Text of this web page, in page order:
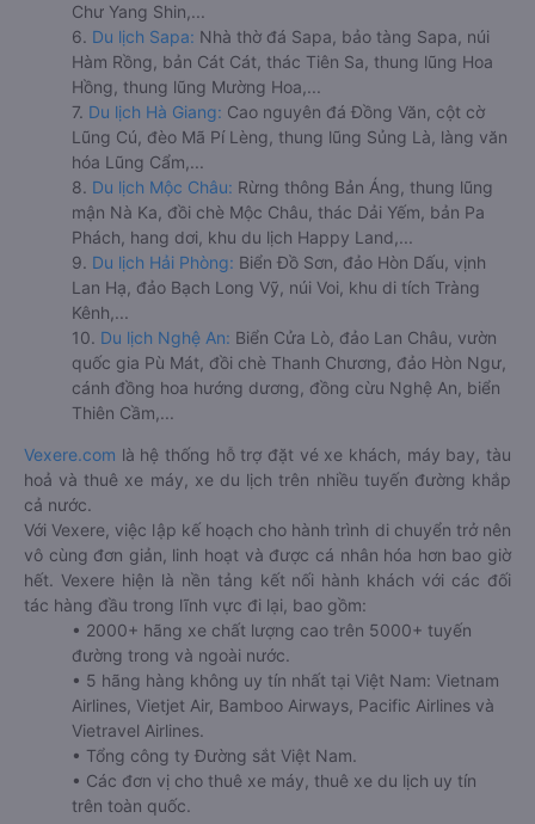
Chư Yang Shin,...
6. Du lịch Sapa: Nhà thờ đá Sapa, bảo tàng Sapa, núi
Hàm Rồng, bản Cát Cát, thác Tiên Sa, thung lũng Hoa
Hồng, thung lũng Mường Hoa,...
7. Du lịch Hà Giang: Cao nguyên đá Đồng Văn, cột cờ
Lũng Cú, đèo Mã Pí Lèng, thung lũng Sủng Là, làng văn
hóa Lũng Cẩm,...
8. Du lịch Mộc Châu: Rừng thông Bản Áng, thung lũng
mận Nà Ka, đồi chè Mộc Châu, thác Dải Yếm, bản Pa
Phách, hang dơi, khu du lịch Happy Land,...
9. Du lịch Hải Phòng: Biển Đồ Sơn, đảo Hòn Dấu, vịnh
Lan Hạ, đảo Bạch Long Vỹ, núi Voi, khu di tích Tràng
Kênh,...
10. Du lịch Nghệ An: Biển Cửa Lò, đảo Lan Châu, vườn
quốc gia Pù Mát, đồi chè Thanh Chương, đảo Hòn Ngư,
cánh đồng hoa hướng dương, đồng cừu Nghệ An, biển
Thiên Cầm,...
Vexere.com là hệ thống hỗ trợ đặt vé xe khách, máy bay, tàu
hoả và thuê xe máy, xe du lịch trên nhiều tuyến đường khắp
cả nước.
Với Vexere, việc lập kế hoạch cho hành trình di chuyển trở nên
vô cùng đơn giản, linh hoạt và được cá nhân hóa hơn bao giờ
hết. Vexere hiện là nền tảng kết nối hành khách với các đối
tác hàng đầu trong lĩnh vực đi lại, bao gồm:
• 2000+ hãng xe chất lượng cao trên 5000+ tuyến
đường trong và ngoài nước.
• 5 hãng hàng không uy tín nhất tại Việt Nam: Vietnam
Airlines, Vietjet Air, Bamboo Airways, Pacific Airlines và
Vietravel Airlines.
• Tổng công ty Đường sắt Việt Nam.
• Các đơn vị cho thuê xe máy, thuê xe du lịch uy tín
trên toàn quốc.